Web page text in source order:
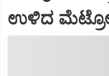
ಉಳಿದ ಮೆಟ್ರೋ